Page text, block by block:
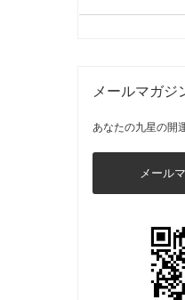
メールマガジ
あなたの九星の開
メール